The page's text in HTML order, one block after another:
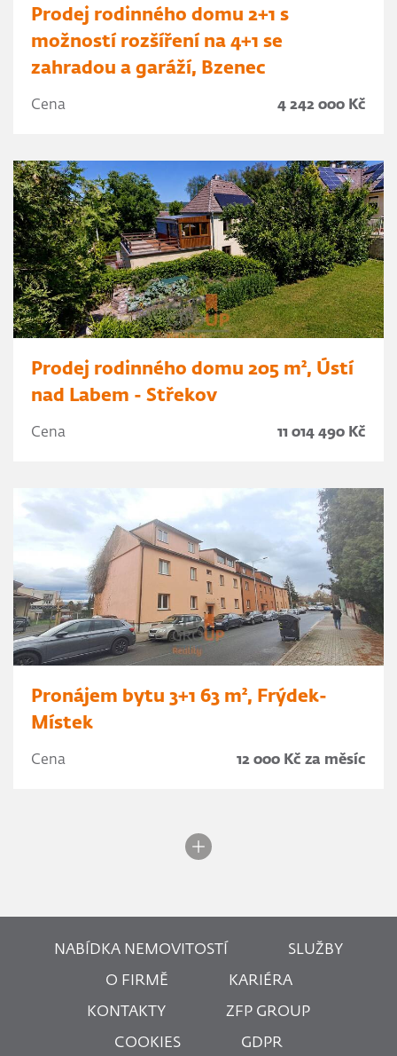
Prodej rodinného domu 2+1 s
možností rozšíření na 4+1 se
zahradou a garáží, Bzenec
Cena 4 242 000 Kč
Prodej rodinného domu 205 m², Ústí
nad Labem - Střekov
Cena 11 014 490 Kč
Pronájem bytu 3+1 63 m², Frýdek-
Místek
Cena 12 000 Kč za měsíc
NABÍDKA NEMOVITOSTÍ SLUŽBY
O FIRMĚ KARIÉRA
KONTAKTY ZFP GROUP
COOKIES GDPR